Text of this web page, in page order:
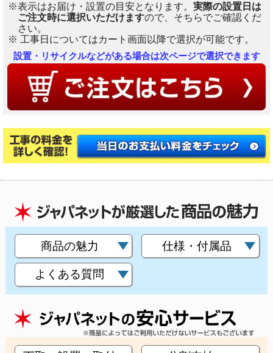
※表示はお届け・設置の目安となります。 実際の設置日は
ご注文時に選択いただけますので、そちらでご確認くだ
さい。
※ 工事日についてはカート画面以降で選択が可能です。
設置・リサイクルなどがある場合は次ページで選択できます
商品の魅力 仕様・付属品
よくある質問